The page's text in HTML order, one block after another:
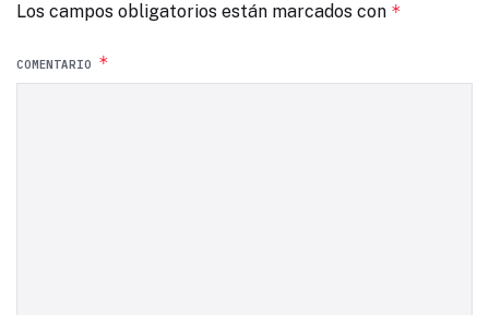
Los campos obligatorios están marcados con *
COMENTARIO *